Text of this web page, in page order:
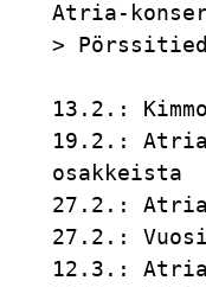
Atria-
>
13.2.:
19.2.:
27.2.:
27.2.:
12.3.: